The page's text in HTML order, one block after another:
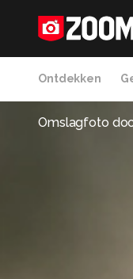
Ontdekken
Omslagfoto